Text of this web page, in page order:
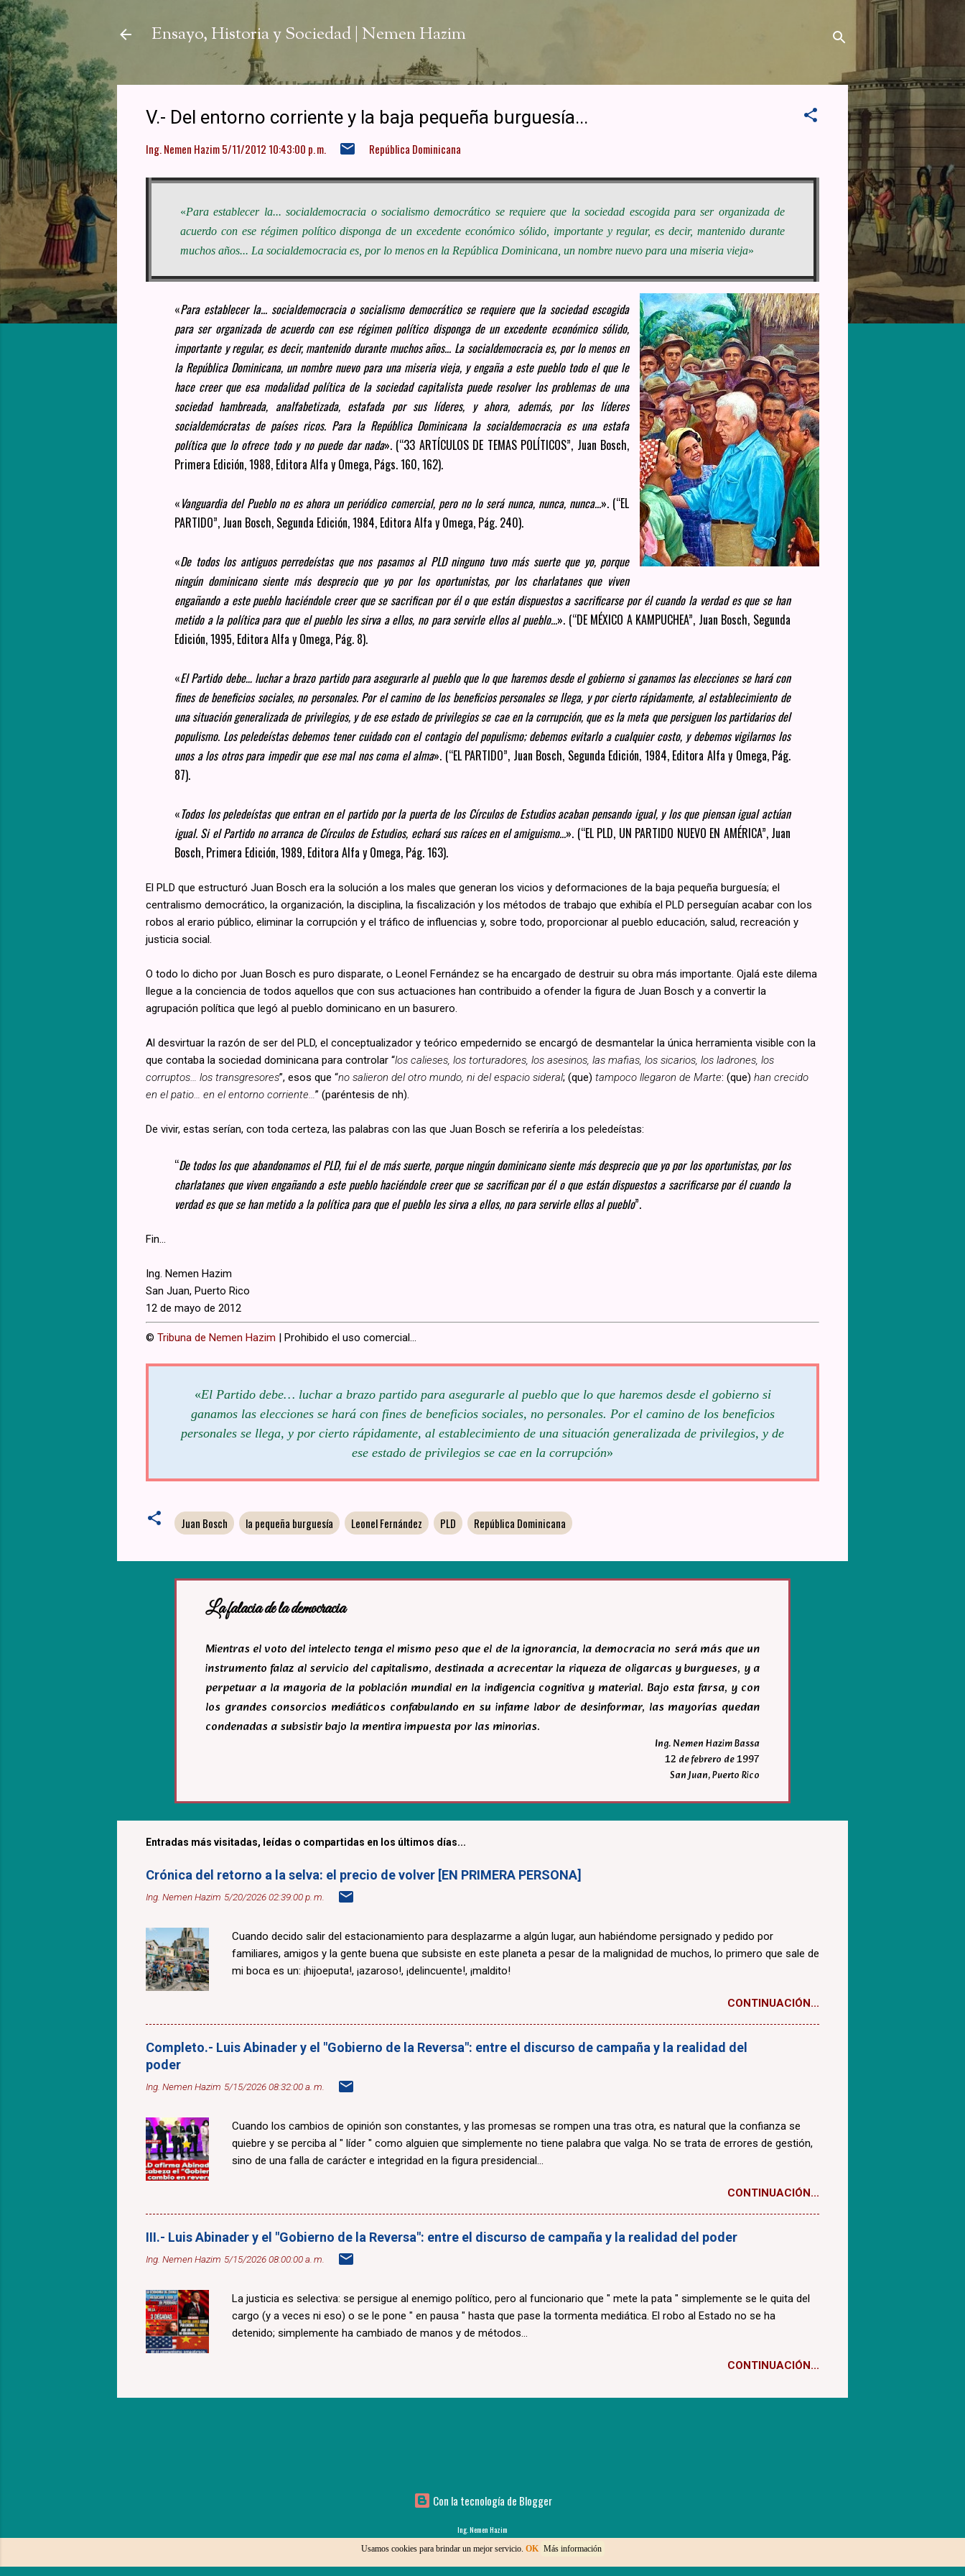
Ensayo, Historia y Sociedad | Nemen Hazim
Usamos cookies para brindar un mejor servicio. OK Más información
V.- Del entorno corriente y la baja pequeña burguesía...
Ing. Nemen Hazim5/11/2012 10:43:00 p. m. República Dominicana
«Para establecer la... socialdemocracia o socialismo democrático se requiere que la sociedad escogida para ser organizada de
acuerdo con ese régimen político disponga de un excedente económico sólido, importante y regular, es decir, mantenido durante
muchos años... La socialdemocracia es, por lo menos en la República Dominicana, un nombre nuevo para una miseria vieja»
«Para establecer la... socialdemocracia o socialismo democrático se requiere que la sociedad escogida
para ser organizada de acuerdo con ese régimen político disponga de un excedente económico sólido,
importante y regular, es decir, mantenido durante muchos años... La socialdemocracia es, por lo menos en
la República Dominicana, un nombre nuevo para una miseria vieja, y engaña a este pueblo todo el que le
hace creer que esa modalidad política de la sociedad capitalista puede resolver los problemas de una
sociedad hambreada, analfabetizada, estafada por sus líderes, y ahora, además, por los líderes
socialdemócratas de países ricos. Para la República Dominicana la socialdemocracia es una estafa
política que lo ofrece todo y no puede dar nada». (“33 ARTÍCULOS DE TEMAS POLÍTICOS”, Juan Bosch,
Primera Edición, 1988, Editora Alfa y Omega, Págs. 160, 162).
«Vanguardia del Pueblo no es ahora un periódico comercial, pero no lo será nunca, nunca, nunca...». (“EL
PARTIDO”, Juan Bosch, Segunda Edición, 1984, Editora Alfa y Omega, Pág. 240).
«De todos los antiguos perredeístas que nos pasamos al PLD ninguno tuvo más suerte que yo, porque
ningún dominicano siente más desprecio que yo por los oportunistas, por los charlatanes que viven
engañando a este pueblo haciéndole creer que se sacrifican por él o que están dispuestos a sacrificarse por él cuando la verdad es que se han
metido a la política para que el pueblo les sirva a ellos, no para servirle ellos al pueblo...». (“DE MÉXICO A KAMPUCHEA”, Juan Bosch, Segunda
Edición, 1995, Editora Alfa y Omega, Pág. 8).
«El Partido debe… luchar a brazo partido para asegurarle al pueblo que lo que haremos desde el gobierno si ganamos las elecciones se hará con
fines de beneficios sociales, no personales. Por el camino de los beneficios personales se llega, y por cierto rápidamente, al establecimiento de
una situación generalizada de privilegios, y de ese estado de privilegios se cae en la corrupción, que es la meta que persiguen los partidarios del
populismo. Los peledeístas debemos tener cuidado con el contagio del populismo; debemos evitarlo a cualquier costo, y debemos vigilarnos los
unos a los otros para impedir que ese mal nos coma el alma». (“EL PARTIDO”, Juan Bosch, Segunda Edición, 1984, Editora Alfa y Omega, Pág.
87).
«Todos los peledeístas que entran en el partido por la puerta de los Círculos de Estudios acaban pensando igual, y los que piensan igual actúan
igual. Si el Partido no arranca de Círculos de Estudios, echará sus raíces en el amiguismo...». (“EL PLD, UN PARTIDO NUEVO EN AMÉRICA”, Juan
Bosch, Primera Edición, 1989, Editora Alfa y Omega, Pág. 163).
El PLD que estructuró Juan Bosch era la solución a los males que generan los vicios y deformaciones de la baja pequeña burguesía; el
centralismo democrático, la organización, la disciplina, la fiscalización y los métodos de trabajo que exhibía el PLD perseguían acabar con los
robos al erario público, eliminar la corrupción y el tráfico de influencias y, sobre todo, proporcionar al pueblo educación, salud, recreación y
justicia social.
O todo lo dicho por Juan Bosch es puro disparate, o Leonel Fernández se ha encargado de destruir su obra más importante. Ojalá este dilema
llegue a la conciencia de todos aquellos que con sus actuaciones han contribuido a ofender la figura de Juan Bosch y a convertir la
agrupación política que legó al pueblo dominicano en un basurero.
Al desvirtuar la razón de ser del PLD, el conceptualizador y teórico empedernido se encargó de desmantelar la única herramienta visible con la
que contaba la sociedad dominicana para controlar “los calieses, los torturadores, los asesinos, las mafias, los sicarios, los ladrones, los
corruptos… los transgresores”, esos que “no salieron del otro mundo, ni del espacio sideral; (que) tampoco llegaron de Marte: (que) han crecido
en el patio… en el entorno corriente… ” (paréntesis de nh).
De vivir, estas serían, con toda certeza, las palabras con las que Juan Bosch se referiría a los peledeístas:
“De todos los que abandonamos el PLD, fui el de más suerte, porque ningún dominicano siente más desprecio que yo por los oportunistas, por los
charlatanes que viven engañando a este pueblo haciéndole creer que se sacrifican por él o que están dispuestos a sacrificarse por él cuando la
verdad es que se han metido a la política para que el pueblo les sirva a ellos, no para servirle ellos al pueblo”.
Fin...
Ing. Nemen Hazim
San Juan, Puerto Rico
12 de mayo de 2012
© Tribuna de Nemen Hazim | Prohibido el uso comercial...
«El Partido debe… luchar a brazo partido para asegurarle al pueblo que lo que haremos desde el gobierno si
ganamos las elecciones se hará con fines de beneficios sociales, no personales. Por el camino de los beneficios
personales se llega, y por cierto rápidamente, al establecimiento de una situación generalizada de privilegios, y de
ese estado de privilegios se cae en la corrupción»
Juan Bosch la pequeña burguesía Leonel Fernández PLD República Dominicana
La falacia de la democracia
Mientras el voto del intelecto tenga el mismo peso que el de la ignorancia, la democracia no será más que un
instrumento falaz al servicio del capitalismo, destinada a acrecentar la riqueza de oligarcas y burgueses, y a
perpetuar a la mayoria de la población mundial en la indigencia cognitiva y material. Bajo esta farsa, y con
los grandes consorcios mediáticos confabulando en su infame labor de desinformar, las mayorías quedan
condenadas a subsistir bajo la mentira impuesta por las minorias.
Ing. Nemen Hazim Bassa
12 de febrero de 1997
San Juan, Puerto Rico
Entradas más visitadas, leídas o compartidas en los últimos días...
Crónica del retorno a la selva: el precio de volver [EN PRIMERA PERSONA]
Ing. Nemen Hazim 5/20/2026 02:39:00 p. m.
Cuando decido salir del estacionamiento para desplazarme a algún lugar, aun habiéndome persignado y pedido por
familiares, amigos y la gente buena que subsiste en este planeta a pesar de la malignidad de muchos, lo primero que sale de
mi boca es un: ¡hijoeputa!, ¡azaroso!, ¡delincuente!, ¡maldito!
CONTINUACIÓN...
Completo.- Luis Abinader y el "Gobierno de la Reversa": entre el discurso de campaña y la realidad del
poder
Ing. Nemen Hazim 5/15/2026 08:32:00 a. m.
Cuando los cambios de opinión son constantes, y las promesas se rompen una tras otra, es natural que la confianza se
quiebre y se perciba al " líder " como alguien que simplemente no tiene palabra que valga. No se trata de errores de gestión,
sino de una falla de carácter e integridad en la figura presidencial...
CONTINUACIÓN...
III.- Luis Abinader y el "Gobierno de la Reversa": entre el discurso de campaña y la realidad del poder
Ing. Nemen Hazim 5/15/2026 08:00:00 a. m.
La justicia es selectiva: se persigue al enemigo político, pero al funcionario que " mete la pata " simplemente se le quita del
cargo (y a veces ni eso) o se le pone " en pausa " hasta que pase la tormenta mediática. El robo al Estado no se ha
detenido; simplemente ha cambiado de manos y de métodos...
CONTINUACIÓN...
Con la tecnología de Blogger
Ing. Nemen Hazim